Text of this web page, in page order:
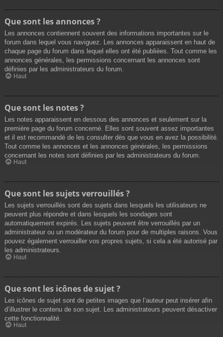
Que sont les annonces ?
Les annonces contiennent souvent des informations importantes sur le
forum dans lequel vous naviguez. Les annonces apparaissent en haut de
chaque page du forum dans lequel elles ont été publiées. Tout comme les
annonces générales, les permissions concernant les annonces sont
définies par les administrateurs du forum.
Haut
Que sont les notes ?
Les notes apparaissent en dessous des annonces et seulement sur la
première page du forum concerné. Elles sont souvent assez importantes
et il est recommandé de les consulter dès que vous en avez la possibilité.
Tout comme les annonces et les annonces générales, les permissions
concernant les notes sont définies par les administrateurs du forum.
Haut
Que sont les sujets verrouillés ?
Les sujets verrouillés sont des sujets dans lesquels les utilisateurs ne
peuvent plus répondre et dans lesquels les sondages sont
automatiquement expirés. Les sujets peuvent être verrouillés par un
administrateur ou un modérateur du forum pour de multiples raisons. Vous
pouvez également verrouiller vos propres sujets, si cela a été autorisé par
les administrateurs.
Haut
Que sont les icônes de sujet ?
Les icônes de sujet sont de petites images que l’auteur peut insérer afin
d’illustrer le contenu de son sujet. Les administrateurs peuvent désactiver
cette fonctionnalité.
Haut